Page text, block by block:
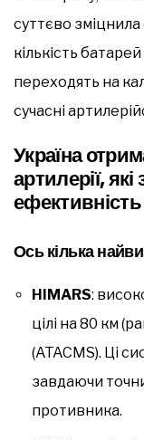
суттєво
кількість
переходять на
сучасні
Україна
артилерії,
Ось кілька
HIMARS:
цілі на 80 км
(ATACMS). Ці
завдаючи
противника.